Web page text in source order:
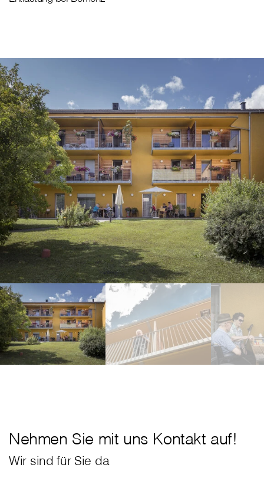
Nehmen Sie mit uns Kontakt auf!
Wir sind für Sie da